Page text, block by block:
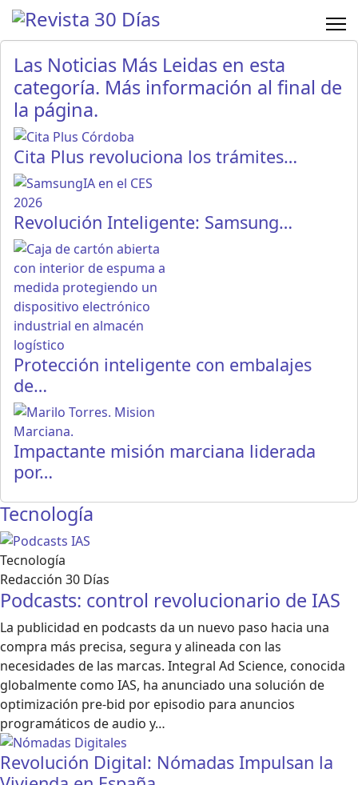
Las Noticias Más Leidas en esta
categoría. Más información al final de
la página.
Cita Plus revoluciona los trámites…
Revolución Inteligente: Samsung…
Protección inteligente con embalajes
de…
Impactante misión marciana liderada
por…
Tecnología
Tecnología
Redacción 30 Días
Podcasts: control revolucionario de IAS
La publicidad en podcasts da un nuevo paso hacia una
compra más precisa, segura y alineada con las
necesidades de las marcas. Integral Ad Science, conocida
globalmente como IAS, ha anunciado una solución de
optimización pre-bid por episodio para anuncios
programáticos de audio y…
Revolución Digital: Nómadas Impulsan la